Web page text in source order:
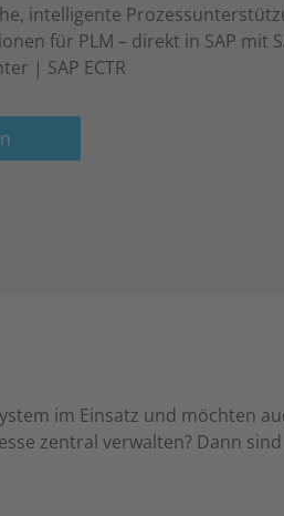
intelligente
für PLM – direkt in SAP mit
| SAP ECTR
im Einsatz und möchten
zentral verwalten? Dann sind